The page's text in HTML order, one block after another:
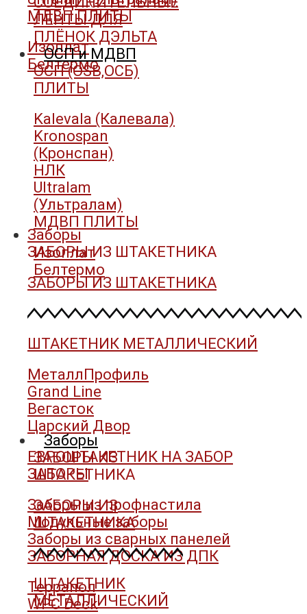
ЛЕНТЫ ДЛЯ
ПЛЁНОК ДЭЛЬТА
ОСП и МДВП
ОСП (OSB,ОСБ)
ПЛИТЫ
Kalevala (Калевала)
Kronospan
(Кронспан)
НЛК
Ultralam
(Ультралам)
МДВП ПЛИТЫ
Изоплат
Белтермо
Заборы
ЗАБОРЫ ИЗ
ШТАКЕТНИКА
ЗАБОРЫ ИЗ
ШТАКЕТНИКА
ШТАКЕТНИК
МЕТАЛЛИЧЕСКИЙ
МДВП ПЛИТЫ
Изоплат
Белтермо
Заборы
ЗАБОРЫ ИЗ ШТАКЕТНИКА
ЗАБОРЫ ИЗ ШТАКЕТНИКА
ШТАКЕТНИК МЕТАЛЛИЧЕСКИЙ
МеталлПрофиль
Grand Line
Вегасток
Царский Двор
ЕВРОШТАКЕТНИК НА ЗАБОР
ЗАБОРЫ
Заборы из профнастила
Модульные заборы
Заборы из сварных панелей
ЗАБОРНАЯ ДОСКА ИЗ ДПК
Террапол
WPC Deck